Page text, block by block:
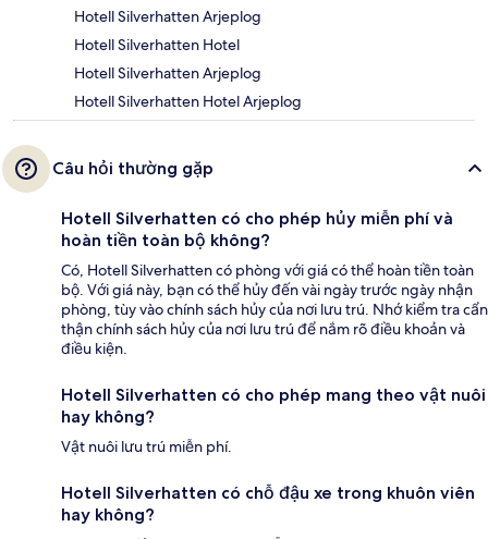
Hotell Silverhatten Arjeplog
Hotell Silverhatten Hotel
Hotell Silverhatten Arjeplog
Hotell Silverhatten Hotel Arjeplog
Câu hỏi thường gặp
Hotell Silverhatten có cho phép hủy miễn phí và
hoàn tiền toàn bộ không?
Có, Hotell Silverhatten có phòng với giá có thể hoàn tiền toàn
bộ. Với giá này, bạn có thể hủy đến vài ngày trước ngày nhận
phòng, tùy vào chính sách hủy của nơi lưu trú. Nhớ kiểm tra cẩn
thận chính sách hủy của nơi lưu trú để nắm rõ điều khoản và
điều kiện.
Hotell Silverhatten có cho phép mang theo vật nuôi
hay không?
Vật nuôi lưu trú miễn phí.
Hotell Silverhatten có chỗ đậu xe trong khuôn viên
hay không?